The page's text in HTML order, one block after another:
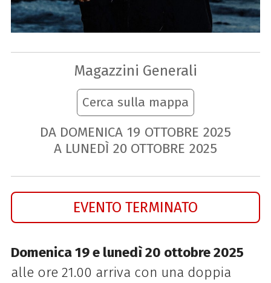
Magazzini Generali
Cerca sulla mappa
DA DOMENICA 19 OTTOBRE 2025
A LUNEDÌ 20 OTTOBRE 2025
EVENTO TERMINATO
Domenica 19 e lunedì 20 ottobre 2025
alle ore 21.00 arriva con una doppia